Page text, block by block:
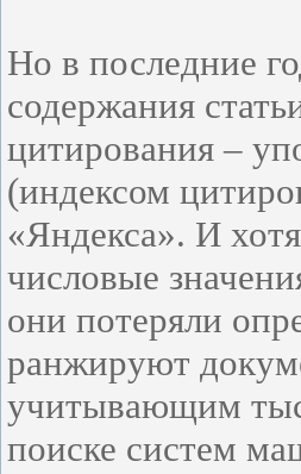
Но в последние
содержания
цитирования –
(индексом
«Яндекса». И
числовые
они потеряли
ранжируют
учитывающим
поиске систем